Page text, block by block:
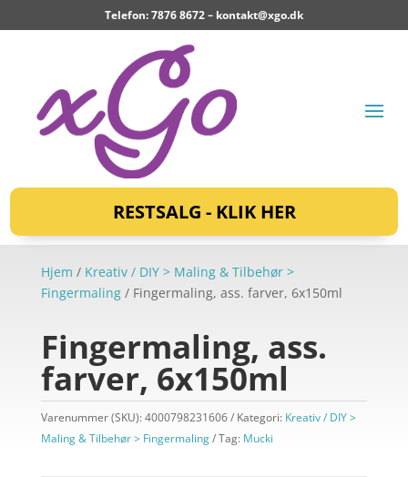
Telefon: 7876 8672 – kontakt@xgo.dk
RESTSALG - KLIK HER
Hjem / Kreativ / DIY > Maling & Tilbehør >
Fingermaling/ Fingermaling, ass. farver, 6x150ml
Fingermaling, ass.
farver, 6x150ml
Varenummer (SKU):4000798231606 Kategori: Kreativ / DIY >
Maling & Tilbehør > Fingermaling
Tag: Mucki